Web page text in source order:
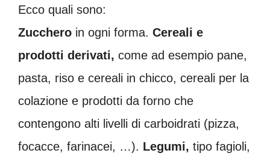
Ecco quali sono:
Zucchero in ogni forma. Cereali e
prodotti derivati, come ad esempio pane,
pasta, riso e cereali in chicco, cereali per la
colazione e prodotti da forno che
contengono alti livelli di carboidrati (pizza,
focacce, farinacei, …). Legumi, tipo fagioli,